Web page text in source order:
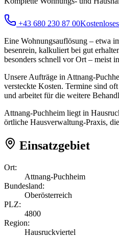
+43 680 230 87 00
Eine Wohnungsauflösung – etwa
besenrein, kalkuliert bei gut
besonders schnell vor Ort – meist
Unsere Aufträge in Attnang-
versteckte Kosten. Termine sind
und arbeitet für die weitere
Attnang-Puchheim liegt in
örtliche Hausverwaltung-Praxis,
Einsatzgebiet
Ort:
Attnang-Puchheim
Bundesland:
Oberösterreich
PLZ:
4800
Region:
Hausruckviertel